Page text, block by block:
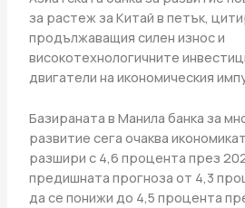
за растеж за Китай в петък,
продължаващия силен износ и
високотехнологичните
двигатели на икономическия
Базираната в Манила банка за
развитие сега очаква
разшири с 4,6 процента през
предишната прогноза от 4,3
да се понижи до 4,5 процента